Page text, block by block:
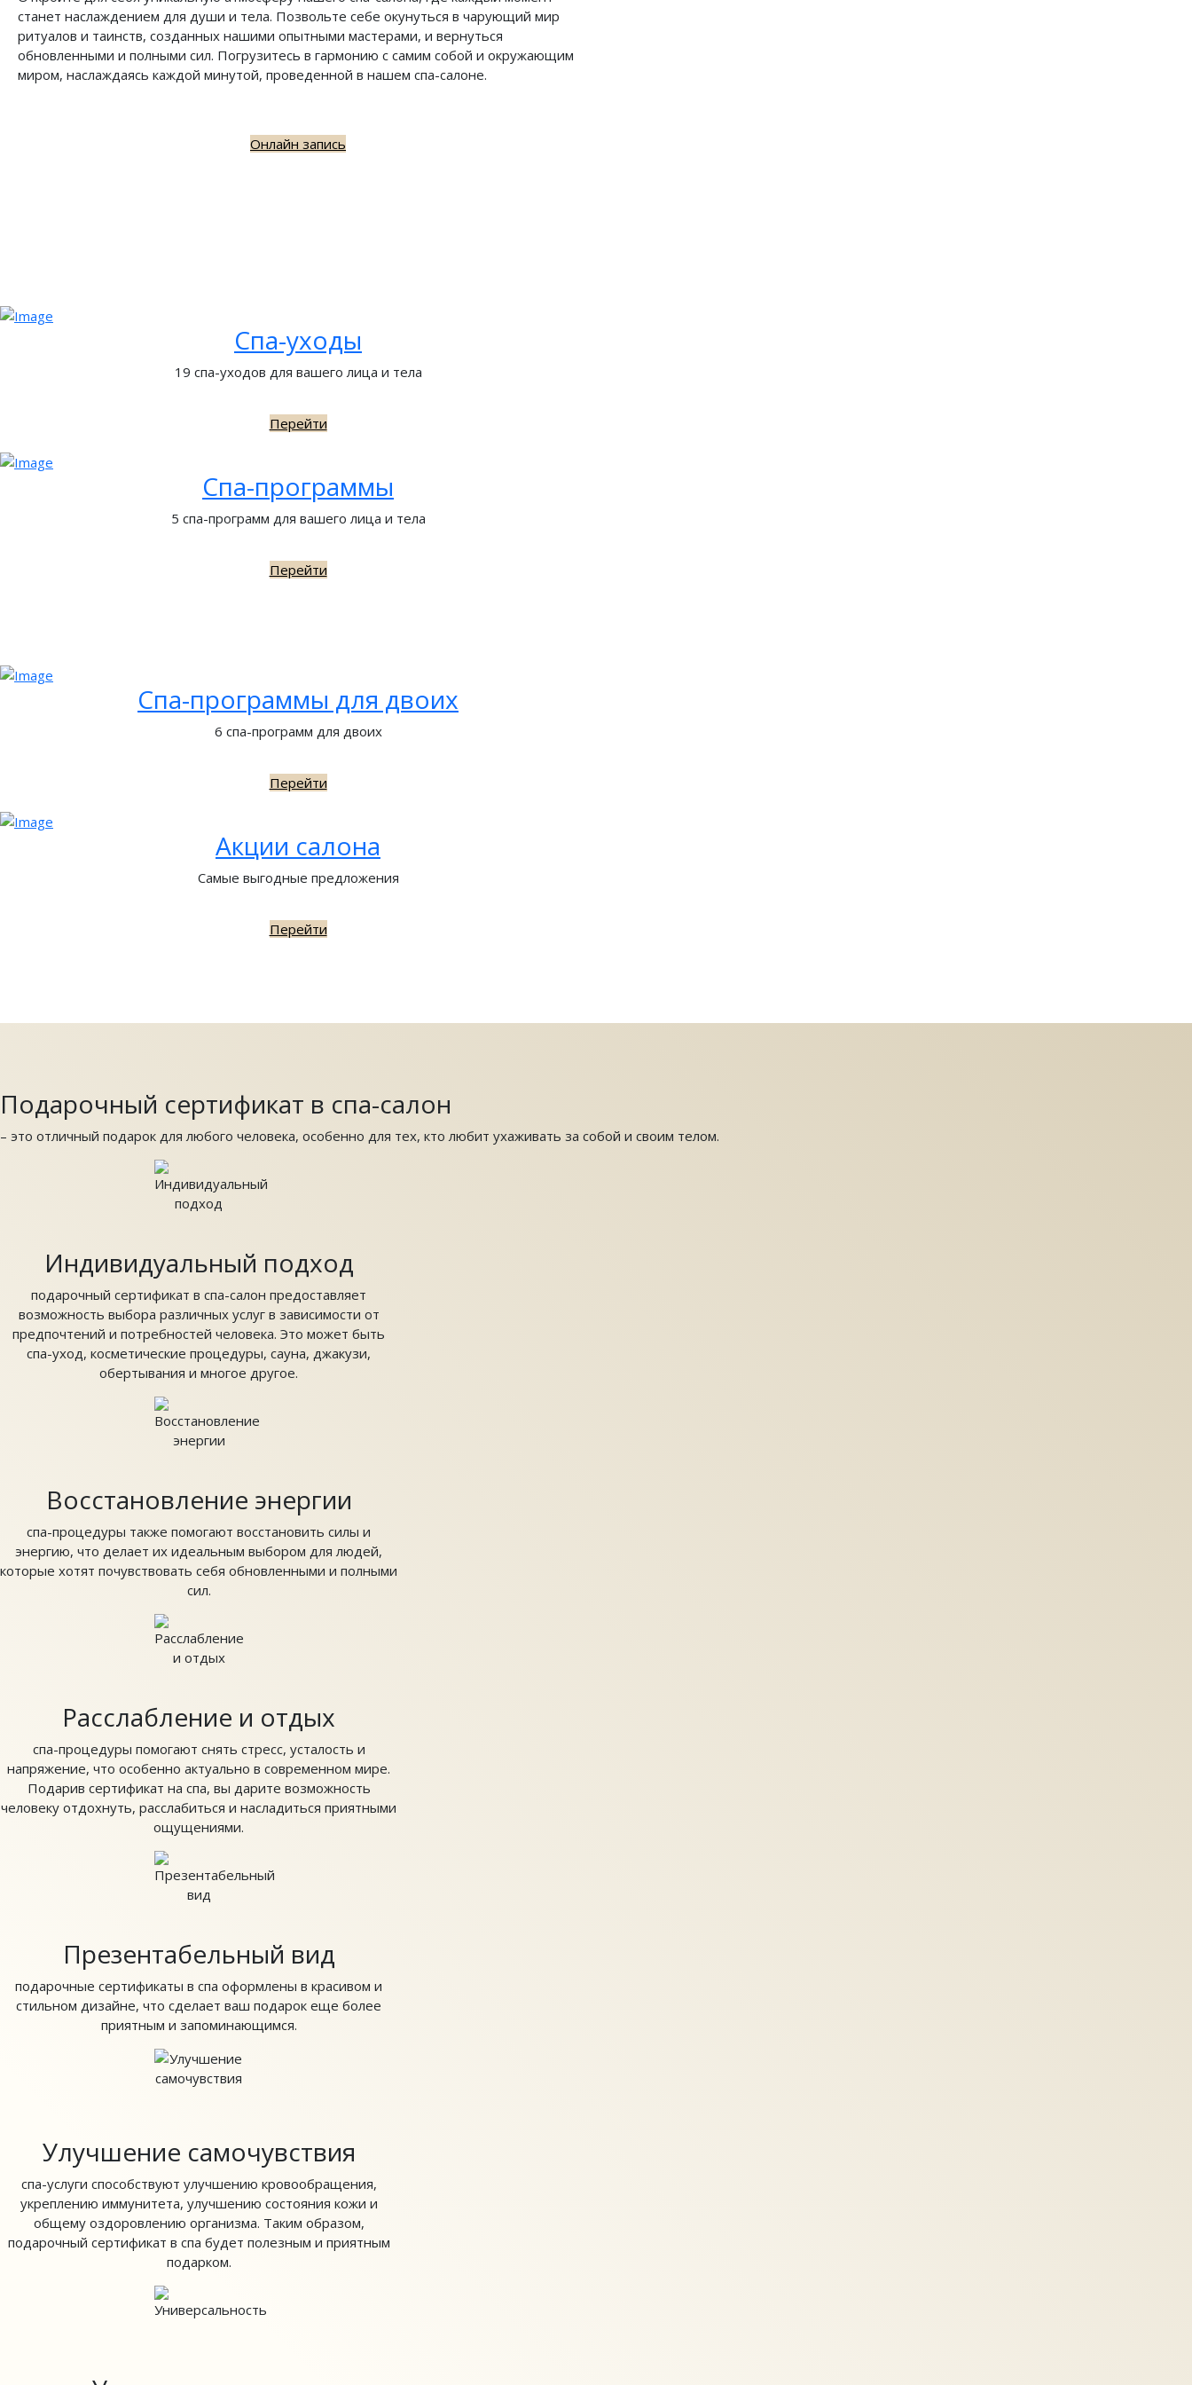
станет наслаждением для души и тела. Позвольте себе окунуться в чарующий мир
ритуалов и таинств, созданных нашими опытными мастерами, и вернуться
обновленными и полными сил. Погрузитесь в гармонию с самим собой и окружающим
миром, наслаждаясь каждой минутой, проведенной в нашем спа-салоне.
Онлайн запись
Спа-уходы
19 спа-уходов для вашего лица и тела
Перейти
Спа-программы
5 спа-программ для вашего лица и тела
Перейти
Спа-программы для двоих
6 спа-программ для двоих
Перейти
Акции салона
Самые выгодные предложения
Перейти
Подарочный сертификат в спа-салон
– это отличный подарок для любого человека, особенно для тех, кто любит ухаживать за собой и своим телом.
Индивидуальный подход
подарочный сертификат в спа-салон предоставляет
возможность выбора различных услуг в зависимости от
предпочтений и потребностей человека. Это может быть
спа-уход, косметические процедуры, сауна, джакузи,
обертывания и многое другое.
Восстановление энергии
спа-процедуры также помогают восстановить силы и
энергию, что делает их идеальным выбором для людей,
которые хотят почувствовать себя обновленными и полными
сил.
Расслабление и отдых
спа-процедуры помогают снять стресс, усталость и
напряжение, что особенно актуально в современном мире.
Подарив сертификат на спа, вы дарите возможность
человеку отдохнуть, расслабиться и насладиться приятными
ощущениями.
Презентабельный вид
подарочные сертификаты в спа оформлены в красивом и
стильном дизайне, что сделает ваш подарок еще более
приятным и запоминающимся.
Улучшение самочувствия
спа-услуги способствуют улучшению кровообращения,
укреплению иммунитета, улучшению состояния кожи и
общему оздоровлению организма. Таким образом,
подарочный сертификат в спа будет полезным и приятным
подарком.